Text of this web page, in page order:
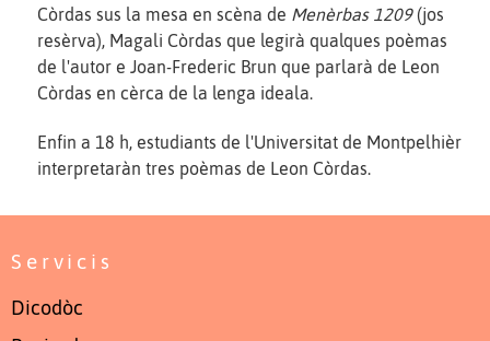
Còrdas sus la mesa en scèna de Menèrbas 1209 (jos
resèrva), Magali Còrdas que legirà qualques poèmas
de l'autor e Joan-Frederic Brun que parlarà de Leon
Còrdas en cèrca de la lenga ideala.
Enfin a 18 h, estudiants de l'Universitat de Montpelhièr
interpretaràn tres poèmas de Leon Còrdas.
Servicis
Dicodòc